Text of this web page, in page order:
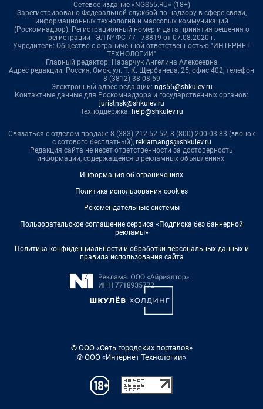
Сетевое издание «NGS55.RU» (18+)
Зарегистрировано Федеральной службой по надзору в сфере связи,
информационных технологий и массовых коммуникаций
(Роскомнадзор). Регистрационный номер и дата принятия решения о
регистрации - ЭЛ № ФС 77 - 78819 от 07.08.2020 г.
Учредитель: Общество с ограниченной ответственностью "ИНТЕРНЕТ
ТЕХНОЛОГИИ"
Главный редактор: Назарчук Ангелина Алексеевна
Адрес редакции: Россия, Омск, ул. Т. К. Щербанева, 25, офис 402, телефон
8 (3812) 38-08-69
Электронный адрес редакции: ngs55@shkulev.ru
Контактные данные для Роскомнадзора и государственных органов:
juristnsk@shkulev.ru
Техподдержка: help@shkulev.ru
Связаться с отделом продаж: 8 (383) 212-52-52, 8 (800) 200-03-83 (звонок
с сотового бесплатный), reklamangs@shkulev.ru
Редакция сайта не несет ответственности за достоверность
информации, содержащейся в рекламных объявлениях.
Информация об ограничениях
Политика использования cookies
Рекомендательные системы
Пользовательское соглашение сервиса «Подписка без баннерной
рекламы»
Политика конфиденциальности и обработки персональных данных и
правила использования сайта
© ООО «Сеть городских порталов»
© ООО «Интернет Технологии»